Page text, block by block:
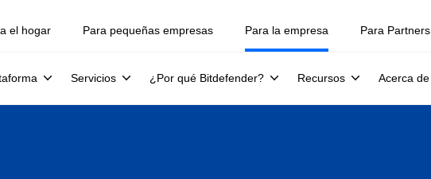
el hogar Para pequeñas empresas Para la empresa
Servicios ¿Por qué Bitdefender? Recursos Acerca de
Para Partners